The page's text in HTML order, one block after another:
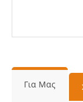
Για Μας